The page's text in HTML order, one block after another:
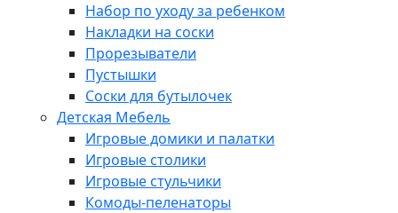
Набор по уходу за ребенком
Накладки на соски
Прорезыватели
Пустышки
Соски для бутылочек
Детская Мебель
Игровые домики и палатки
Игровые столики
Игровые стульчики
Комоды-пеленаторы